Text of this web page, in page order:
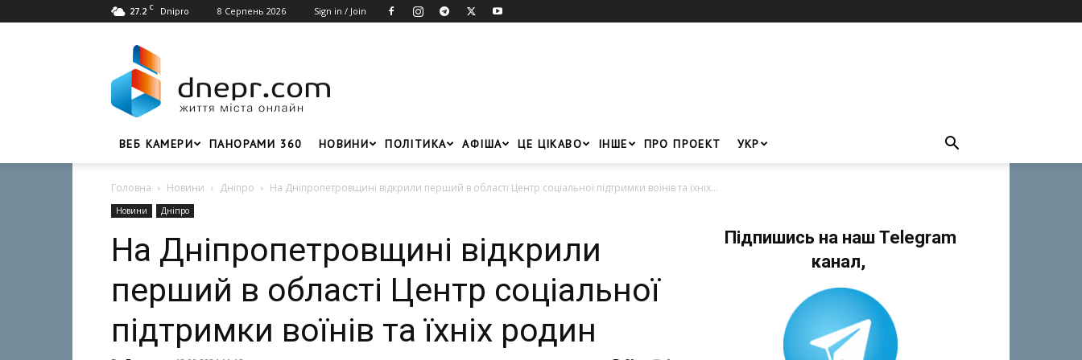
27.2 C Dnipro 8 Серпень 2026 Sign in / Join
Головний
портал
Дніпра
ВЕБ КАМЕРИ ПАНОРАМИ 360 НОВИНИ ПОЛІТИКА АФІША ЦЕ ЦІКАВО ІНШЕ ПРО ПРОЕКТ УКР
Головна Новини Дніпро На Дніпропетровщині відкрили перший в області Центр соціальної підтримки воїнів та їхніх...
Новини Дніпро
На Дніпропетровщині відкрили
перший в області Центр соціальної
підтримки воїнів та їхніх родин
Підпишись на наш Telegram
канал,